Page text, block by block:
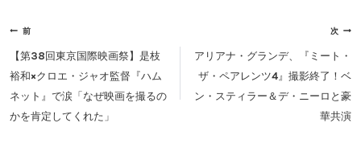
投
稿
ナ
ビ
ゲ
前
【第38回東京国際映画祭】是枝
裕和×クロエ・ジャオ監督『ハム
ネット』で涙「なぜ映画を撮るの
かを肯定してくれた」
次
アリアナ・グランデ、『ミート・
ザ・ペアレンツ4』撮影終了！ベ
ン・スティラー＆デ・ニーロと豪
華共演